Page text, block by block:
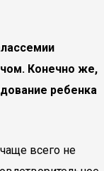
Конечно же,
ребенка
всего не